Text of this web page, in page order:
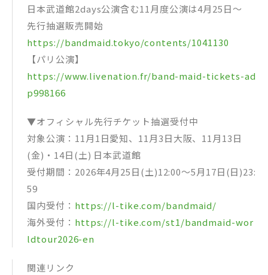
日本武道館2days公演含む11月度公演は4月25日〜
先行抽選販売開始
https://bandmaid.tokyo/contents/1041130
【パリ公演】
https://www.livenation.fr/band-maid-tickets-ad
p998166
▼オフィシャル先行チケット抽選受付中
対象公演：11月1日愛知、11月3日大阪、11月13日
(金)・14日(土) 日本武道館
受付期間：2026年4月25日(土)12:00～5月17日(日)23:
59
国内受付： https://l-tike.com/bandmaid/
海外受付： https://l-tike.com/st1/bandmaid-wor
ldtour2026-en
関連リンク